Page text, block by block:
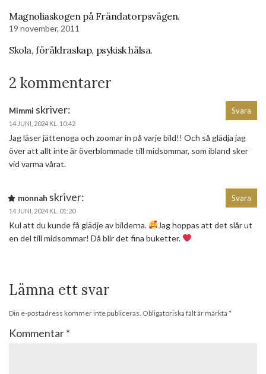
Magnoliaskogen på Frändatorpsvägen.
19 november, 2011
Skola, föräldraskap, psykisk hälsa.
2 kommentarer
Mimmi skriver:
14 JUNI, 2024 KL. 10:42
Jag läser jättenoga och zoomar in på varje bild!! Och så glädja jag
över att allt inte är överblommade till midsommar, som ibland sker
vid varma vårat.
Svara
monnah skriver:
14 JUNI, 2024 KL. 01:20
Kul att du kunde få glädje av bilderna.
Jag hoppas att det slår ut
en del till midsommar! Då blir det fina buketter.
Svara
Lämna ett svar
Din e-postadress kommer inte publiceras. Obligatoriska fält är märkta *
Kommentar*